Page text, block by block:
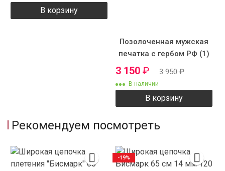
В корзину
Позолоченная мужская
печатка с гербом РФ (1)
3 150 ₽ 3 950₽
В наличии
В корзину
Рекомендуем посмотреть
-19%